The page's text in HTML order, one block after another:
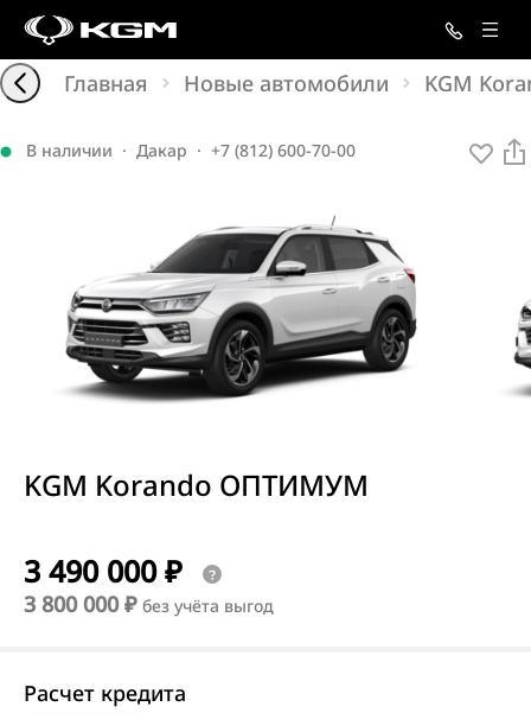
Главная Новые автомобили KGM
В наличии · Дакар · +7 (812) 600-70-00
KGM Korando ОПТИМУМ
3 490 000 ₽
3 800 000 ₽ без учёта выгод
Расчет кредита